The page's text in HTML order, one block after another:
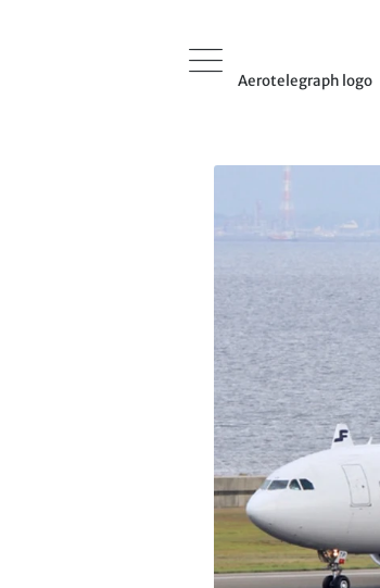
Aerotelegraph logo